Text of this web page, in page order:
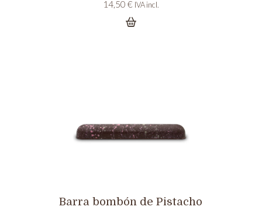
14,50 € IVA incl.
Barra bombón de Pistacho